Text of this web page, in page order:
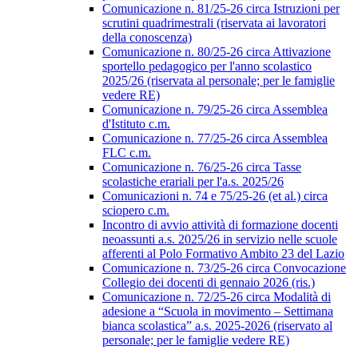
Comunicazione n. 81/25-26 circa Istruzioni per
scrutini quadrimestrali (riservata ai lavoratori
della conoscenza)
Comunicazione n. 80/25-26 circa Attivazione
sportello pedagogico per l'anno scolastico
2025/26 (riservata al personale; per le famiglie
vedere RE)
Comunicazione n. 79/25-26 circa Assemblea
d'Istituto c.m.
Comunicazione n. 77/25-26 circa Assemblea
FLC c.m.
Comunicazione n. 76/25-26 circa Tasse
scolastiche erariali per l'a.s. 2025/26
Comunicazioni n. 74 e 75/25-26 (et al.) circa
sciopero c.m.
Incontro di avvio attività di formazione docenti
neoassunti a.s. 2025/26 in servizio nelle scuole
afferenti al Polo Formativo Ambito 23 del Lazio
Comunicazione n. 73/25-26 circa Convocazione
Collegio dei docenti di gennaio 2026 (ris.)
Comunicazione n. 72/25-26 circa Modalità di
adesione a “Scuola in movimento – Settimana
bianca scolastica” a.s. 2025-2026 (riservato al
personale; per le famiglie vedere RE)